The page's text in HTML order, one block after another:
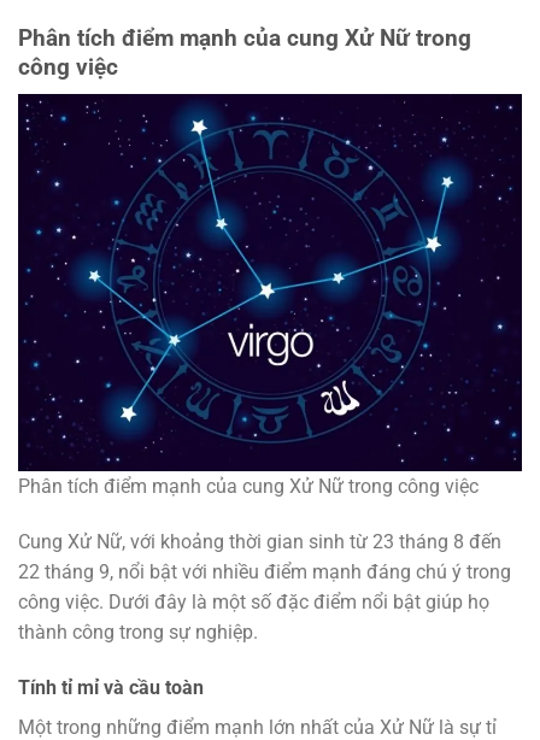
Phân tích điểm mạnh của cung Xử Nữ trong
công việc
Phân tích điểm mạnh của cung Xử Nữ trong công việc
Cung Xử Nữ, với khoảng thời gian sinh từ 23 tháng 8 đến
22 tháng 9, nổi bật với nhiều điểm mạnh đáng chú ý trong
công việc. Dưới đây là một số đặc điểm nổi bật giúp họ
thành công trong sự nghiệp.
Tính tỉ mỉ và cầu toàn
Một trong những điểm mạnh lớn nhất của Xử Nữ là sự tỉ